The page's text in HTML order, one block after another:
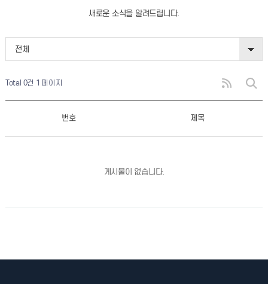
새로운 소식을 알려드립니다.
전체
Total 0건 1 페이지
번호 제목
게시물이 없습니다.